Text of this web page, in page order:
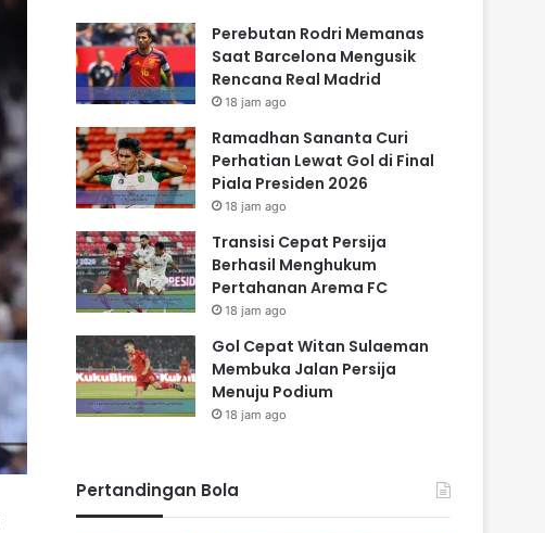
Perebutan Rodri Memanas
Saat Barcelona Mengusik
Rencana Real Madrid
18 jam ago
Ramadhan Sananta Curi
Perhatian Lewat Gol di Final
Piala Presiden 2026
18 jam ago
Transisi Cepat Persija
Berhasil Menghukum
Pertahanan Arema FC
18 jam ago
Gol Cepat Witan Sulaeman
Membuka Jalan Persija
Menuju Podium
18 jam ago
Pertandingan Bola